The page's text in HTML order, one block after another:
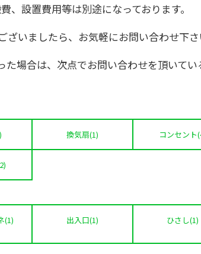
、設置費用等は別途になっております。
ざいましたら、お気軽にお問い合わせ下
場合は、次点でお問い合わせを頂いてい
換気扇(1) コンセント
(1) 出入口(1) ひさし(1)